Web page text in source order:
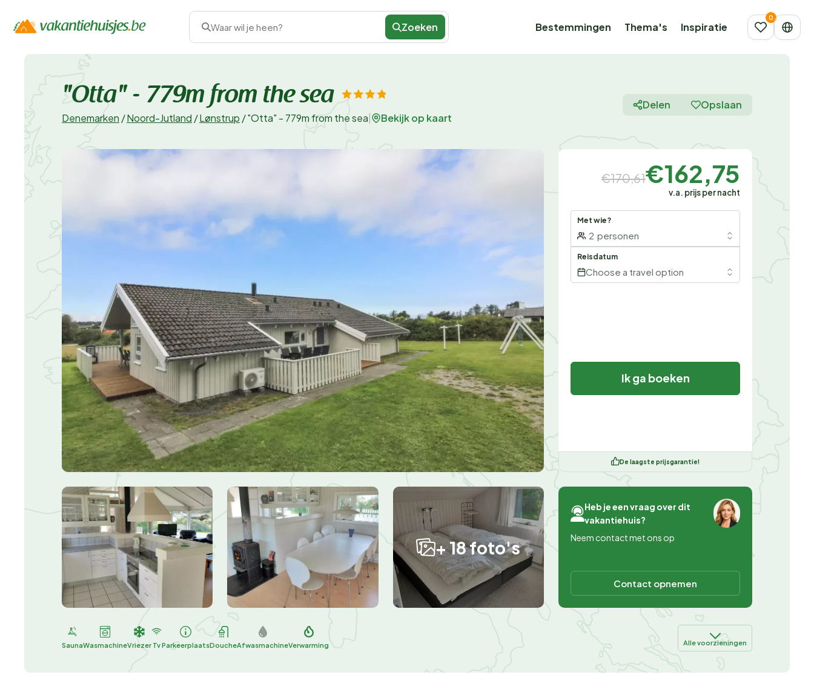
Waar wil je heen? Zoeken Bestemmingen Thema's Inspiratie
"Otta" - 779m from the sea
Denemarken /Noord-Jutland /Lønstrup /"Otta" - 779m from the sea Bekijk op kaart
Delen Opslaan
+ 18 foto's
€170,61€162,75
v.a. prijs per nacht
Met wie?
2 personen
Reisdatum
Choose a travel option
Ik ga boeken
De laagste prijsgarantie!
Heb je een vraag over dit
vakantiehuis?
Neem contact met ons op
Contact opnemen
SaunaWasmachineVriezer TvParkeerplaatsDoucheAfwasmachineVerwarming Alle voorzieningen